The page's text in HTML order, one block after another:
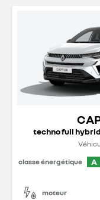
techno full hybrid
classe énergétique
A
moteur